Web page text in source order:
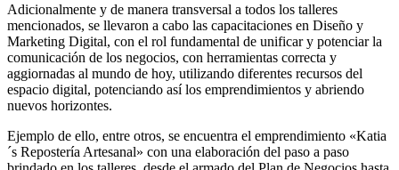
Adicionalmente y de manera transversal a todos los talleres
mencionados, se llevaron a cabo las capacitaciones en Diseño y
Marketing Digital, con el rol fundamental de unificar y potenciar la
comunicación de los negocios, con herramientas correcta y
aggiornadas al mundo de hoy, utilizando diferentes recursos del
espacio digital, potenciando así los emprendimientos y abriendo
nuevos horizontes.
Ejemplo de ello, entre otros, se encuentra el emprendimiento «Katia
´s Repostería Artesanal» con una elaboración del paso a paso